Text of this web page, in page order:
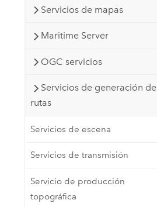
Servicios de mapas
Maritime Server
OGC servicios
Servicios de generación de
rutas
Servicios de escena
Servicios de transmisión
Servicio de producción
topográfica